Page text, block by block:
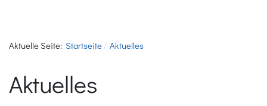
Aktuelle Seite: Startseite Aktuelles
Aktuelles